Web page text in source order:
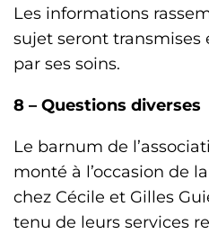
Les informations
sujet seront transmises
par ses soins.
8 – Questions diverses
Le barnum de
monté à l’occasion de
chez Cécile et Gilles
tenu de leurs services